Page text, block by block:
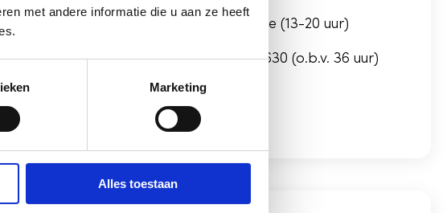
met andere informatie die u aan ze heeft
Marketing
Alles toestaan
Parttime/Fulltime (13-20 uur)
€ 2.641 tot € 3.630 (o.b.v. 36 uur)
Bekijk vacature